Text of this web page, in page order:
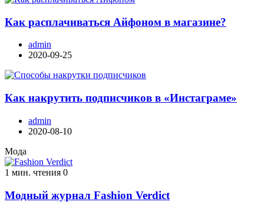
Как расплачиваться Айфоном в магазине?
admin
2020-09-25
Как накрутить подписчиков в «Инстаграме»
admin
2020-08-10
Мода
1 мин. чтения 0
Модный журнал Fashion Verdict